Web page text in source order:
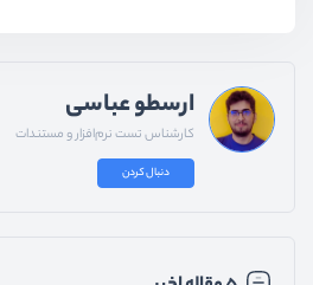
ارسطو عباسی
کارشناس تست نرم‌افزار و مستندات
دنبال کردن